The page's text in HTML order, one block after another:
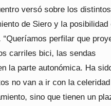
versó sobre los distintos
de Siero y la posibilidad
perfilar que
carriles bici, las sendas
la parte autonómica. Ha
no van a ir con la
sino que tienen un